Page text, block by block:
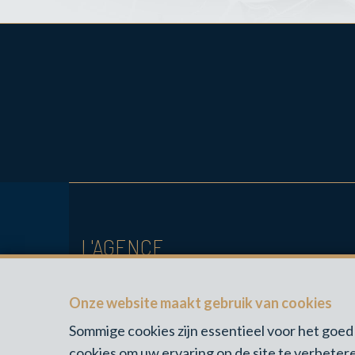
Onze website maakt gebruik van cookies
Sommige cookies zijn essentieel voor het
L'AGENCE
5101 ERPENT
BE-1007.854.843